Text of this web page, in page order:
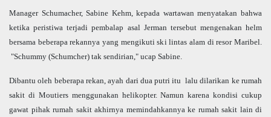
Manager Schumacher, Sabine Kehm, kepada wartawan menyatakan bahwa
ketika peristiwa terjadi pembalap asal Jerman tersebut mengenakan helm
bersama beberapa rekannya yang mengikuti ski lintas alam di resor Maribel.
"Schummy (Schumcher) tak sendirian," ucap Sabine.
Dibantu oleh beberapa rekan, ayah dari dua putri itu lalu dilarikan ke rumah
sakit di Moutiers menggunakan helikopter. Namun karena kondisi cukup
gawat pihak rumah sakit akhirnya memindahkannya ke rumah sakit lain di